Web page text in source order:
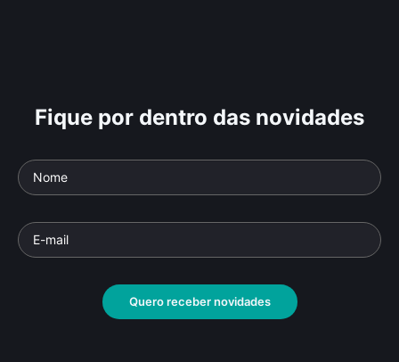
Fique por dentro das novidades
Quero receber novidades